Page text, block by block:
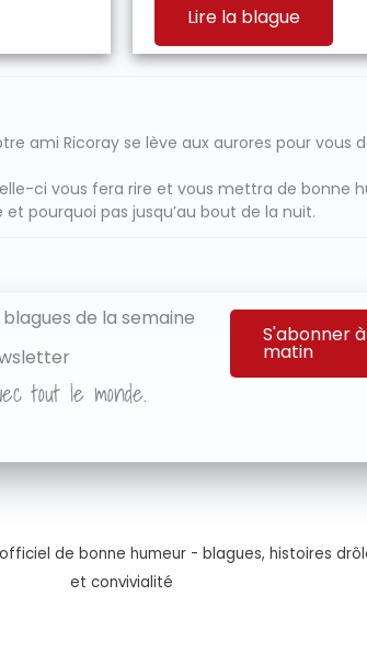
Lire la blague
ami Ricoray se lève aux aurores pour vous
ci vous fera rire et vous mettra de bonne
pourquoi pas jusqu’au bout de la nuit.
de la semaine
S'abonner
matin
tout le monde.
de bonne humeur - blagues, histoires
et convivialité